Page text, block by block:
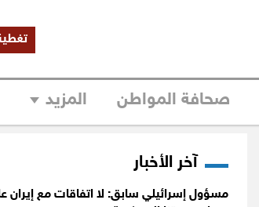
صحافة المواطن المزيد
آخر الأخبار
مسؤول إسرائيلي سابق: لا اتفاقات مع إيران